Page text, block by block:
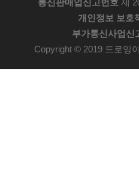
통신판매업신고번호 제
개인정보 보호
부가통신사업신
Copyright © 2019 드로잉